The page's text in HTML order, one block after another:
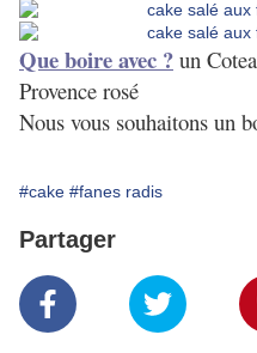
Que boire avec ? un
Provence rosé
Nous vous souhaitons un
#cake #fanes radis
Partager